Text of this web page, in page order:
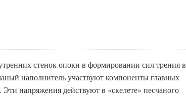
стенок опоки в формировании сил трения в
наполнитель участвуют компоненты главных
напряжения действуют в «скелете» песчаного